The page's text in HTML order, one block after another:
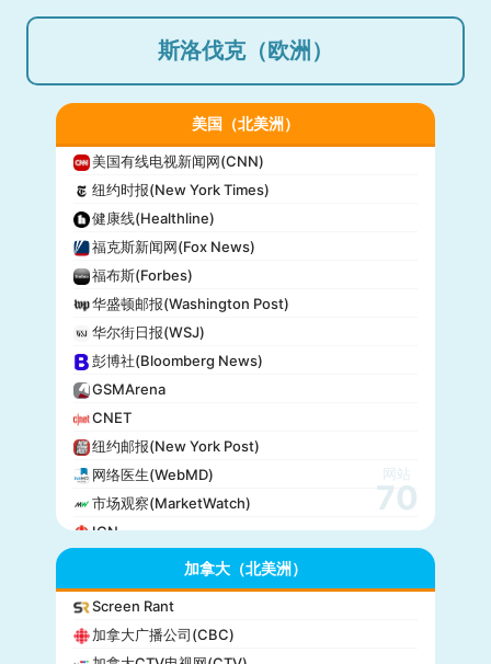
斯洛伐克（欧洲）
美国（北美洲）
美国有线电视新闻网(CNN)
纽约时报(New York Times)
健康线(Healthline)
福克斯新闻网(Fox News)
福布斯(Forbes)
华盛顿邮报(Washington Post)
华尔街日报(WSJ)
彭博社(Bloomberg News)
GSMArena
CNET
纽约邮报(New York Post)
网络医生(WebMD)
市场观察(MarketWatch)
IGN
今日美国(USA Today)
BuzzFeed
全国公共广播电台(NPR)
网站
70
加拿大（北美洲）
Screen Rant
加拿大广播公司(CBC)